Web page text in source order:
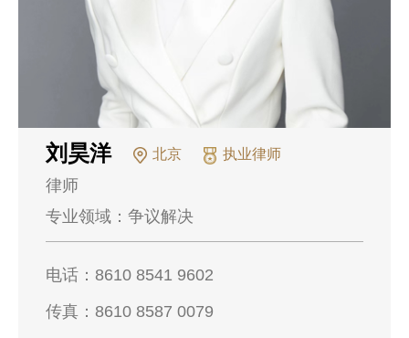
刘昊洋 北京 执业律师
律师
专业领域： 争议解决
电话： 8610 8541 9602
传真： 8610 8587 0079